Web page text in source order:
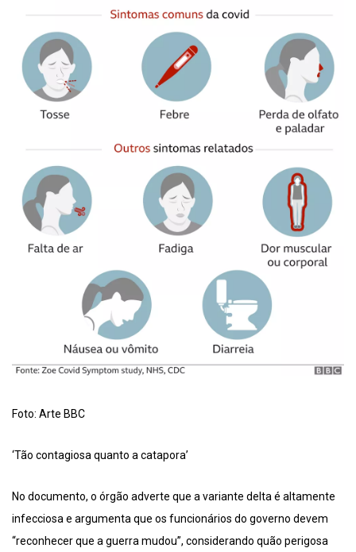
Foto: Arte BBC
‘Tão contagiosa quanto a catapora’
No documento, o órgão adverte que a variante delta é altamente
infecciosa e argumenta que os funcionários do governo devem
“reconhecer que a guerra mudou”, considerando quão perigosa